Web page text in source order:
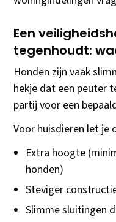
Een
tegenhoudt:
Honden zijn vaak
hekje dat een peuter
partij voor een
Voor huisdieren let je
Extra hoogte
honden)
Steviger
Slimme sluitingen